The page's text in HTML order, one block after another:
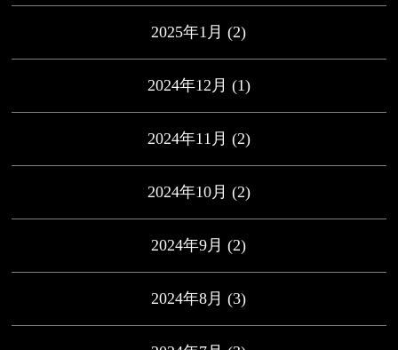
2025年1月 (2)
2024年12月 (1)
2024年11月 (2)
2024年10月 (2)
2024年9月 (2)
2024年8月 (3)